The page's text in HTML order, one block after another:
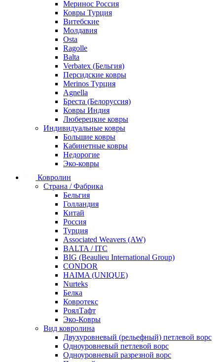
Меринос Россия
Ковры Турция
Витебские
Молдавия
Osta
Ragolle
Balta
Verbatex (Бельгия)
Персидские ковры
Merinos Турция
Agnella
Бреста (Белоруссия)
Ковры Индия
Люберецкие ковры
Индивидуальные ковры
Большие ковры
Кабинетные ковры
Недорогие
Эко-ковры
Ковролин
Страна / Фабрика
Бельгия
Голландия
Китай
Россия
Турция
Associated Weavers (AW)
BALTA / ITC
BIG (Beaulieu International Group)
CONDOR
HAIMA (UNIQUE)
Nurteks
Белка
Ковротекс
РоялТафт
Эко-Ковры
Вид ковролина
Двухуровневый (рельефный) петлевой ворс
Одноуровневый петлевой ворс
Одноуровневый разрезной ворс